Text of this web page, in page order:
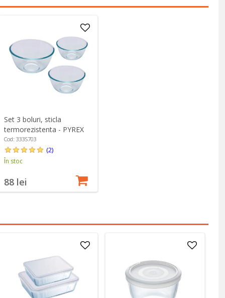
Set 3 boluri, sticla
termorezistenta - PYREX
Cod: 333S703
(2)
În stoc
88 lei